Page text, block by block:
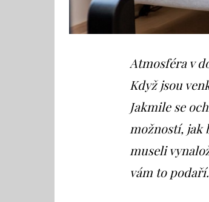
Atmosféra v
Když jsou
Jakmile se
možností, jak
museli
vám to podaří.